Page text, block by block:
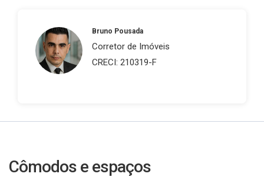
Bruno Pousada
Corretor de Imóveis
CRECI: 210319-F
Cômodos e espaços